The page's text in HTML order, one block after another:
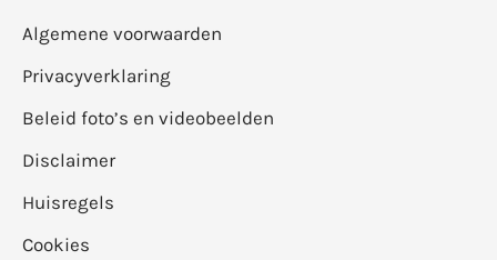
Algemene voorwaarden
Privacyverklaring
Beleid foto’s en videobeelden
Disclaimer
Huisregels
Cookies